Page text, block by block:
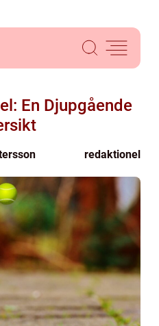
En Djupgående
redaktionel